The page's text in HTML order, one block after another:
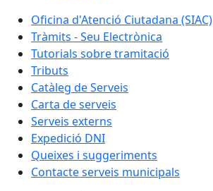
Oficina d'Atenció Ciutadana (SIAC)
Tràmits - Seu Electrònica
Tutorials sobre tramitació
Tributs
Catàleg de Serveis
Carta de serveis
Serveis externs
Expedició DNI
Queixes i suggeriments
Contacte serveis municipals